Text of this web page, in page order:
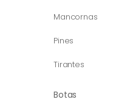
Mancornas
Pines
Tirantes
Botas